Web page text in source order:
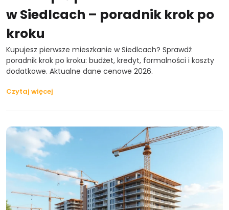
w Siedlcach – poradnik krok po
kroku
Kupujesz pierwsze mieszkanie w Siedlcach? Sprawdź
poradnik krok po kroku: budżet, kredyt, formalności i koszty
dodatkowe. Aktualne dane cenowe 2026.
Czytaj więcej